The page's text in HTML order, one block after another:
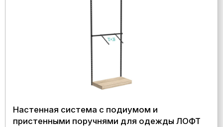
Настенная система с подиумом и
пристенными поручнями для одежды ЛОФТ